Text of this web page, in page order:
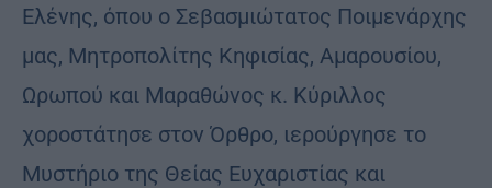
Ελένης, όπου ο Σεβασμιώτατος Ποιμενάρχης
μας, Μητροπολίτης Κηφισίας, Αμαρουσίου,
Ωρωπού και Μαραθώνος κ. Κύριλλος
χοροστάτησε στον Όρθρο, ιερούργησε το
Μυστήριο της Θείας Ευχαριστίας και